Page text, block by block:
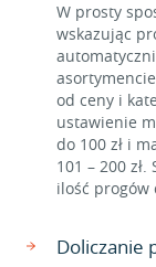
W prosty
wskazując
od ceny i
ustawienie
do 100 zł i
101 – 200
ilość progów
Doliczanie